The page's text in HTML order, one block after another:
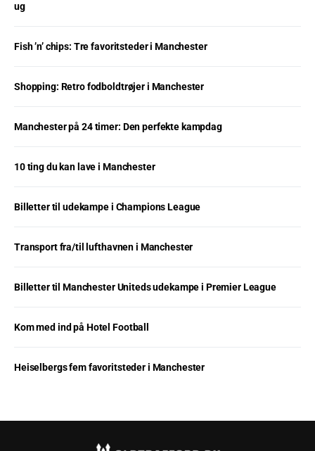
ug
Fish ’n’ chips: Tre favoritsteder i Manchester
Shopping: Retro fodboldtrøjer i Manchester
Manchester på 24 timer: Den perfekte kampdag
10 ting du kan lave i Manchester
Billetter til udekampe i Champions League
Transport fra/til lufthavnen i Manchester
Billetter til Manchester Uniteds udekampe i Premier League
Kom med ind på Hotel Football
Heiselbergs fem favoritsteder i Manchester